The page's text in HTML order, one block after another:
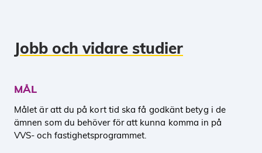
Jobb och vidare studier
MÅL
Målet är att du på kort tid ska få godkänt betyg i de
ämnen som du behöver för att kunna komma in på
VVS- och fastighetsprogrammet.